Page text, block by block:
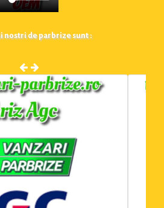
nostri de parbrize sunt :